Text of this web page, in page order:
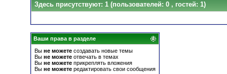
Здесь присутствуют: 1 (пользователей: 0 , гостей: 1)
Ваши права в разделе
Вы не можете создавать новые темы
Вы не можете отвечать в темах
Вы не можете прикреплять вложения
Вы не можете редактировать свои сообщения